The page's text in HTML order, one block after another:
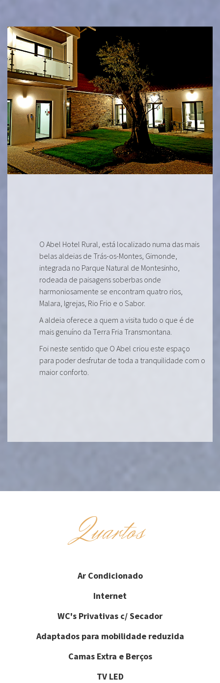
O Abel Hotel Rural, está localizado numa das mais
belas aldeias de Trás-os-Montes, Gimonde,
integrada no Parque Natural de Montesinho,
rodeada de paisagens soberbas onde
harmoniosamente se encontram quatro rios,
Malara, Igrejas, Rio Frio e o Sabor.
A aldeia oferece a quem a visita tudo o que é de
mais genuíno da Terra Fria Transmontana.
Foi neste sentido que O Abel criou este espaço
para poder desfrutar de toda a tranquilidade com o
maior conforto.
Quartos
Ar Condicionado
Internet
WC's Privativas c/ Secador
Adaptados para mobilidade reduzida
Camas Extra e Berços
TV LED